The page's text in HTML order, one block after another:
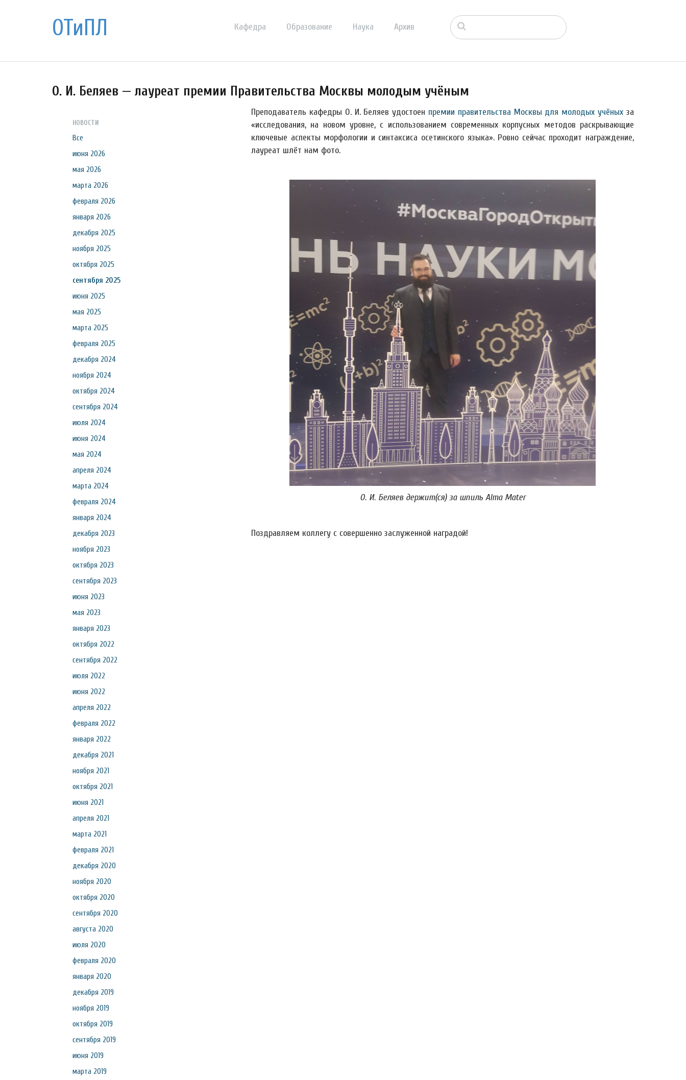
ОТиПЛ Кафедра Образование Наука Архив
О. И. Беляев — лауреат премии Правительства Москвы молодым учёным
НОВОСТИ
Все
июня 2026
мая 2026
марта 2026
февраля 2026
января 2026
декабря 2025
ноября 2025
октября 2025
сентября 2025
июня 2025
мая 2025
марта 2025
февраля 2025
декабря 2024
ноября 2024
октября 2024
сентября 2024
июля 2024
июня 2024
мая 2024
апреля 2024
марта 2024
февраля 2024
января 2024
декабря 2023
ноября 2023
октября 2023
сентября 2023
июня 2023
мая 2023
января 2023
октября 2022
сентября 2022
июля 2022
июня 2022
апреля 2022
февраля 2022
января 2022
декабря 2021
ноября 2021
октября 2021
июня 2021
апреля 2021
марта 2021
февраля 2021
декабря 2020
ноября 2020
октября 2020
сентября 2020
августа 2020
июля 2020
февраля 2020
января 2020
декабря 2019
ноября 2019
октября 2019
сентября 2019
июня 2019
марта 2019
Преподаватель кафедры О. И. Беляев удостоен премии правительства Москвы для молодых учёных за
«исследования, на новом уровне, с использованием современных корпусных методов раскрывающие
ключевые аспекты морфологии и синтаксиса осетинского языка». Ровно сейчас проходит награждение,
лауреат шлёт нам фото.
О. И. Беляев держит(ся) за шпиль Alma Mater
Поздравляем коллегу с совершенно заслуженной наградой!